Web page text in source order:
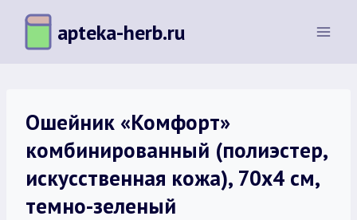
Перейти
содержимому
apteka-herb.ru
Ошейник «Комфорт»
комбинированный (полиэстер,
искусственная кожа), 70х4 см,
темно-зеленый